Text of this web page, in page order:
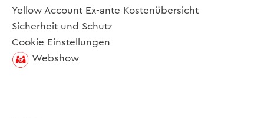
Yellow Account Ex-ante Kostenübersicht
Sicherheit und Schutz
Cookie Einstellungen
Webshow